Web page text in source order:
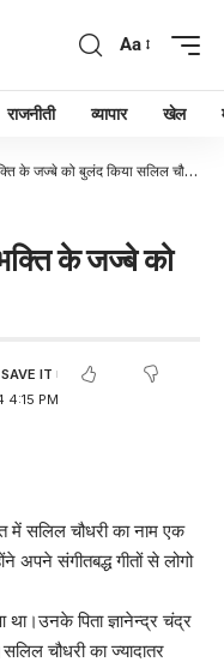
Aa
राजनीती व्यापार खेल
के जज्बे को बुलंद किया सलिल चौधरी ने
के जज्बे को
4:15 PM
में सलिल चौधरी का नाम एक
अपने संगीतबद्ध गीतों से लोगो
पिता ज्ञानेन्द्र चंद्र
चौधरी का ज्यादातर